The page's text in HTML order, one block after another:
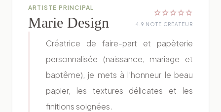
ARTISTE PRINCIPAL
Marie Design
star star star star star
4.9 NOTE CRÉATEUR
Créatrice de faire-part et papèterie
personnalisée (naissance, mariage et
baptême), je mets à l’honneur le beau
papier, les textures délicates et les
finitions soignées.